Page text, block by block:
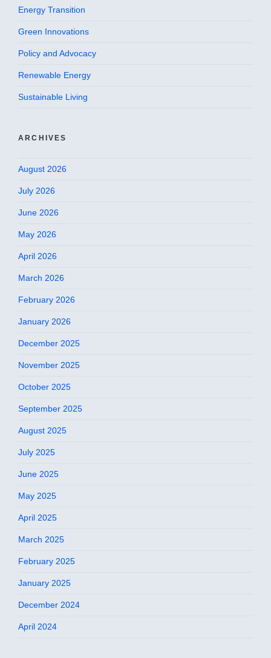
Energy Transition
Green Innovations
Policy and Advocacy
Renewable Energy
Sustainable Living
ARCHIVES
August 2026
July 2026
June 2026
May 2026
April 2026
March 2026
February 2026
January 2026
December 2025
November 2025
October 2025
September 2025
August 2025
July 2025
June 2025
May 2025
April 2025
March 2025
February 2025
January 2025
December 2024
April 2024